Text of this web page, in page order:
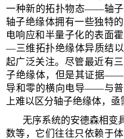
一种新的拓扑物态——轴子
轴子绝缘体拥有一些独特
电响应和半量子化的表面
—三维拓扑绝缘体异质结
起广泛关注。尽管最近有
子绝缘体，但是其证据——
导和零的横向电导——与普
上难以区分轴子绝缘体，
无序系统的安德森相变
数等，它们往往只依赖于